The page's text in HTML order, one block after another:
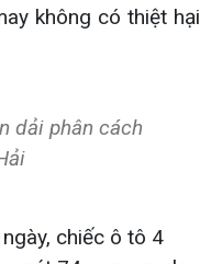
không có thiệt hại
dải phân cách
chiếc ô tô 4